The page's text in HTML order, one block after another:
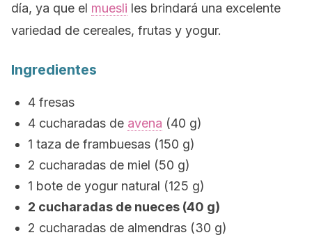
día, ya que el muesli les brindará una excelente
variedad de cereales, frutas y yogur.
Ingredientes
4 fresas
4 cucharadas de avena (40 g)
1 taza de frambuesas (150 g)
2 cucharadas de miel (50 g)
1 bote de yogur natural (125 g)
2 cucharadas de nueces (40 g)
2 cucharadas de almendras (30 g)